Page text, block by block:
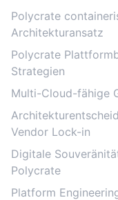
Polycrate
Architekturansatz
Polycrate
Strategien
Multi-Cloud-fähige
Vendor Lock-in
Digitale
Polycrate
Platform